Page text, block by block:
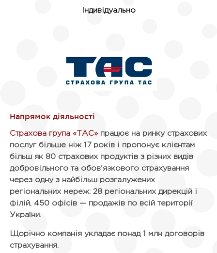
Індивідуально
Страхова група «ТАС» працює на ринку страхових
послуг більше ніж 17 років і пропонує клієнтам
більш як 80 страхових продуктів з різних видів
добровільного та обов'язкового страхування
через одну з найбільш розгалужених
регіональних мереж: 28 регіональних дирекцій і
філій, 450 офісів — продажів по всій території
України.
Щорічно компанія укладає понад 1 млн договорів
страхування.